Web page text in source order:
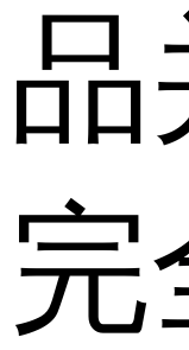
品
完